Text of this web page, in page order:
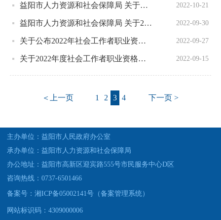
益阳市人力资源和社会保障局 关于公布2022年二级建造师职业资格考试考后人工核查结果的公告 2022-10-21
益阳市人力资源和社会保障局 关于2022年度二级建造师 执业资格考试考后人工核查公告 2022-09-30
关于公布2022年社会工作者职业资格考试考后人工核查结果的公告 2022-09-27
关于2022年度社会工作者职业资格考试考后人工核查公告 2022-09-15
＜上一页 1 2 3 4 下一页 >
主办单位：益阳市人民政府办公室
承办单位：益阳市人力资源和社会保障局
办公地址：益阳市高新区迎宾路555号市民服务中心D区
咨询热线：0737-6501466
备案号：湘ICP备05002141号（备案管理系统）
网站标识码：4309000006